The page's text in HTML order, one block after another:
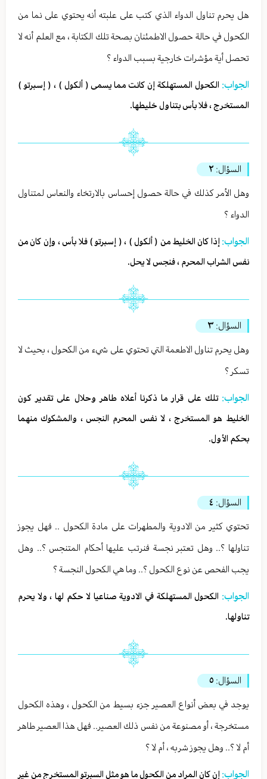
هل يحرم تناول الدواء الذي كتب على علبته أنه يحتوي على نما من
الكحول في حالة حصول الاطمئنان بصحة تلك الكتابة ، مع العلم أنه لا
تحصل أية مؤشرات خارجية بسبب الدواء ؟
الجواب: الكحول المستهلكة إن كانت مما يسمى ( ألكول ) ، ( إسبرتو )
المستخرج ، فلا بأس بتناول خليطها.
السؤال: ٢
وهل الأمر كذلك في حالة حصول إحساس بالارتخاء والنعاس لمتناول
الدواء ؟
الجواب: إذا كان الخليط من ( ألكول ) ، ( إسبرتو ) فلا بأس ، وإن كان من
نفس الشراب المحرم ، فنجس لا يحل.
السؤال: ٣
وهل يحرم تناول الاطعمة التي تحتوي على شيء من الكحول ، بحيث لا
تسكر ؟
الجواب:تلك على قرار ما ذكرنا أعلاه طاهر وحلال على تقدير كون
الخليط هو المستخرج ، لا نفس المحرم النجس ، والمشكوك منهما
بحكم الأول.
السؤال: ٤
تحتوي كثير من الادوية والمطهرات على مادة الكحول .. فهل يجوز
تناولها ؟.. وهل تعتبر نجسة فنرتب عليها أحكام المتنجس ؟.. وهل
يجب الفحص عن نوع الكحول ؟.. وما هي الكحول النجسة ؟
الجواب: الكحول المستهلكة في الادوية صناعيا لا حكم لها ، ولا يحرم
تناولها.
السؤال: ٥
يوجد في بعض أنواع العصير جزء بسيط من الكحول ، وهذه الكحول
مستخرجة ، أو مصنوعة من نفس ذلك العصير.. فهل هذا العصير طاهر
أم لا ؟.. وهل يجوز شربه ، أم لا ؟
الجواب: إن كان المراد من الكحول ما هو مثل السبرتو المستخرج من غير